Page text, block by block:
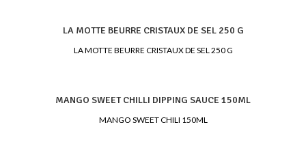
LA MOTTE BEURRE CRISTAUX DE SEL 250 G
LA MOTTE BEURRE CRISTAUX DE SEL 250 G
MANGO SWEET CHILLI DIPPING SAUCE 150ML
MANGO SWEET CHILI 150ML